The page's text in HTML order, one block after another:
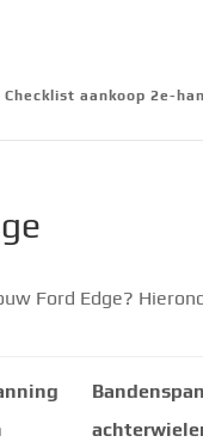
Checklist aankoop 2e-
Ford Edge?